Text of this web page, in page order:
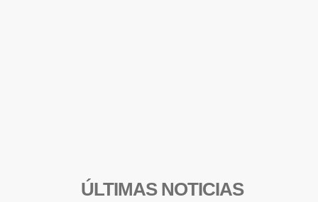
ÚLTIMAS NOTICIAS